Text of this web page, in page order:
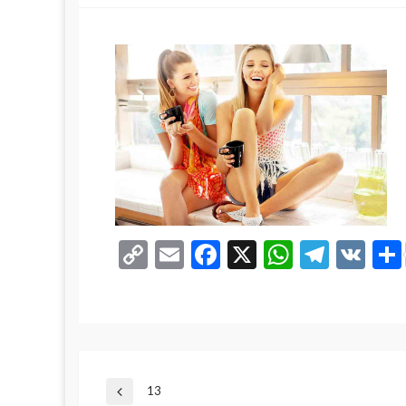
CopyEmailFacebook
X VK
Previous13